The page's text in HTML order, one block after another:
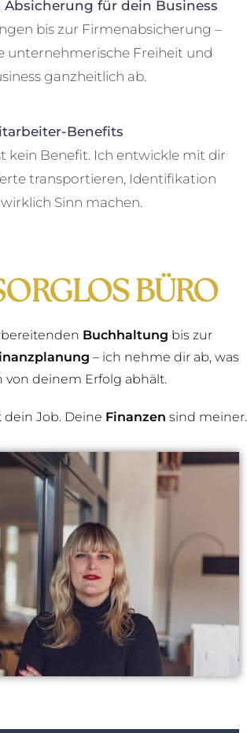
für dein Business
bis zur Firmenabsicherung –
unternehmerische Freiheit und
ganzheitlich ab.
Benefits
kein Benefit. Ich entwickle mit dir
transportieren, Identifikation
Sinn machen.
BÜRO
Buchhaltung bis zur
– ich nehme dir ab, was
von deinem Erfolg abhält.
dein Job. Deine Finanzen sind meiner.